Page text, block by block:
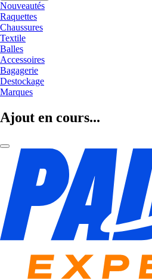
Nouveautés
Raquettes
Chaussures
Textile
Balles
Accessoires
Bagagerie
Destockage
Marques
Ajout en cours...